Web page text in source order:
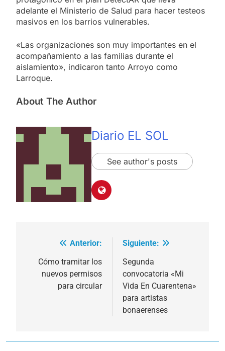
adelante el Ministerio de Salud para hacer testeos
masivos en los barrios vulnerables.
«Las organizaciones son muy importantes en el
acompañamiento a las familias durante el
aislamiento», indicaron tanto Arroyo como
Larroque.
About The Author
Diario EL SOL
See author's posts
Navegación
de
entradas
Anterior:
Cómo tramitar los
nuevos permisos
para circular
Siguiente:
Segunda
convocatoria «Mi
Vida En Cuarentena»
para artistas
bonaerenses